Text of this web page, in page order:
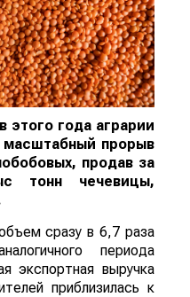
этого года аграрии
масштабный прорыв
продав за
тонн чечевицы,
сразу в 6,7 раза
периода
экспортная выручка
приблизилась к